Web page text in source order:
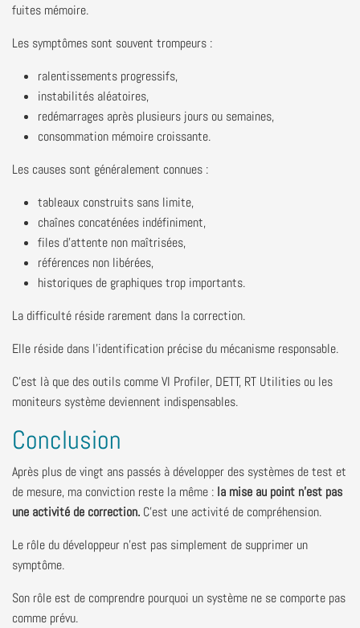
fuites mémoire.
Les symptômes sont souvent trompeurs :
ralentissements progressifs,
instabilités aléatoires,
redémarrages après plusieurs jours ou semaines,
consommation mémoire croissante.
Les causes sont généralement connues :
tableaux construits sans limite,
chaînes concaténées indéfiniment,
files d'attente non maîtrisées,
références non libérées,
historiques de graphiques trop importants.
La difficulté réside rarement dans la correction.
Elle réside dans l'identification précise du mécanisme responsable.
C'est là que des outils comme VI Profiler, DETT, RT Utilities ou les
moniteurs système deviennent indispensables.
Conclusion
Après plus de vingt ans passés à développer des systèmes de test et
de mesure, ma conviction reste la même : la mise au point n'est pas
une activité de correction. C'est une activité de compréhension.
Le rôle du développeur n'est pas simplement de supprimer un
symptôme.
Son rôle est de comprendre pourquoi un système ne se comporte pas
comme prévu.